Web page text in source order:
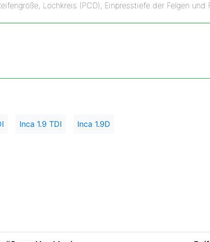
Lochkreis (PCD), Einpresstiefe der Felgen und
Inca 1.9 TDI Inca 1.9D